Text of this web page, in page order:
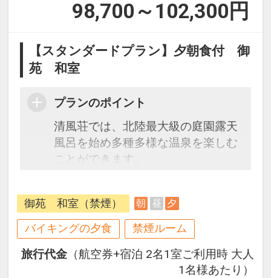
98,700～102,300 円
【スタンダードプラン】夕朝食付 御
苑 和室
プランのポイント
清風荘では、北陸最大級の庭園露天
風呂を始め多種多様な温泉を楽しむ
ことができます。
鮮中心のビュッフェや会席料理、贅
を尽くしたワンランク上の特撰懐石
など多彩なメニューでおもてなし。
ハイクラスの特別室には客室専用の
露天風呂もあり、贅沢な時間をお過
御苑 和室（禁煙） 朝 昼 夕
バイキングの夕食 禁煙ルーム
旅行代金 （航空券+宿泊 2名1室ご利用時 大人
1名様あたり）